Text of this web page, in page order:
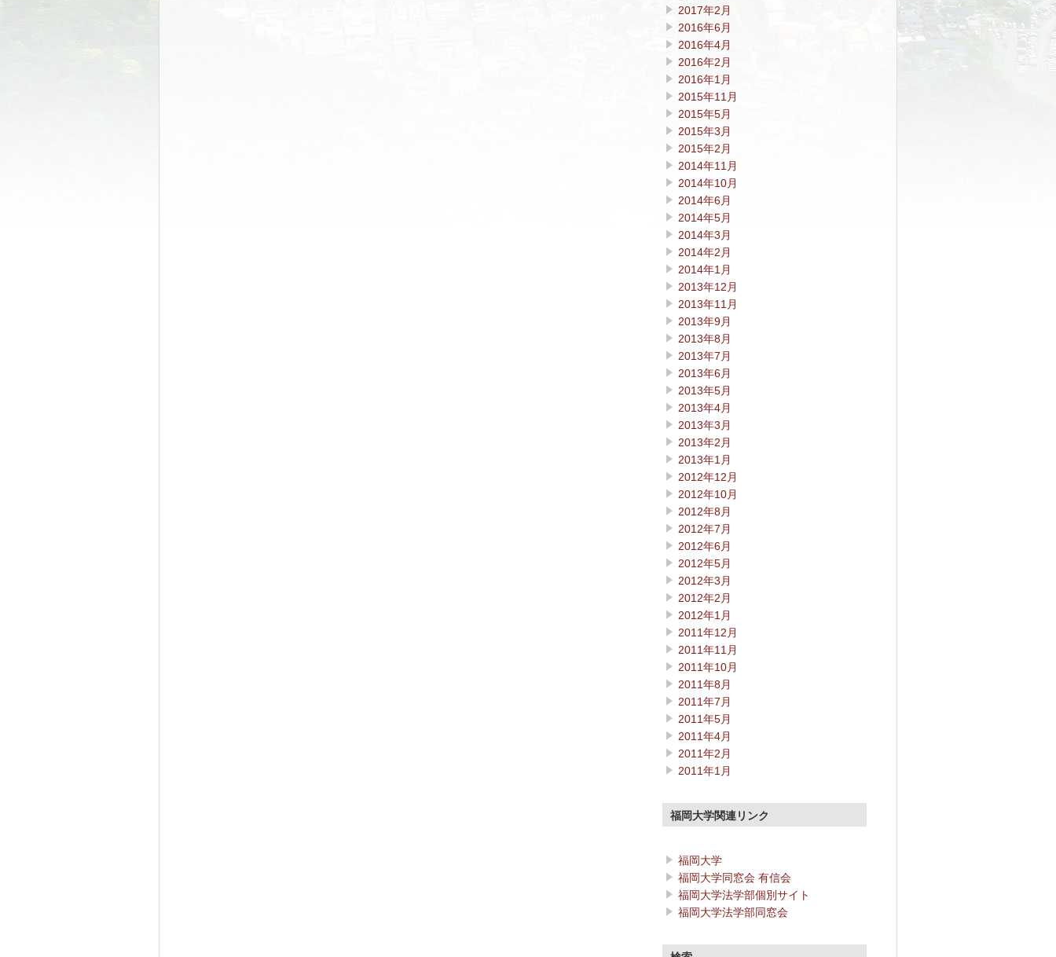
2017年2月
2016年6月
2016年4月
2016年2月
2016年1月
2015年11月
2015年5月
2015年3月
2015年2月
2014年11月
2014年10月
2014年6月
2014年5月
2014年3月
2014年2月
2014年1月
2013年12月
2013年11月
2013年9月
2013年8月
2013年7月
2013年6月
2013年5月
2013年4月
2013年3月
2013年2月
2013年1月
2012年12月
2012年10月
2012年8月
2012年7月
2012年6月
2012年5月
2012年3月
2012年2月
2012年1月
2011年12月
2011年11月
2011年10月
2011年8月
2011年7月
2011年5月
2011年4月
2011年2月
2011年1月
福岡大学関連リンク
福岡大学
福岡大学同窓会 有信会
福岡大学法学部個別サイト
福岡大学法学部同窓会